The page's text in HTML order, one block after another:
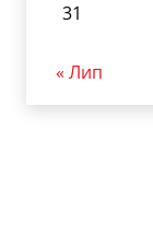
31
« Лип